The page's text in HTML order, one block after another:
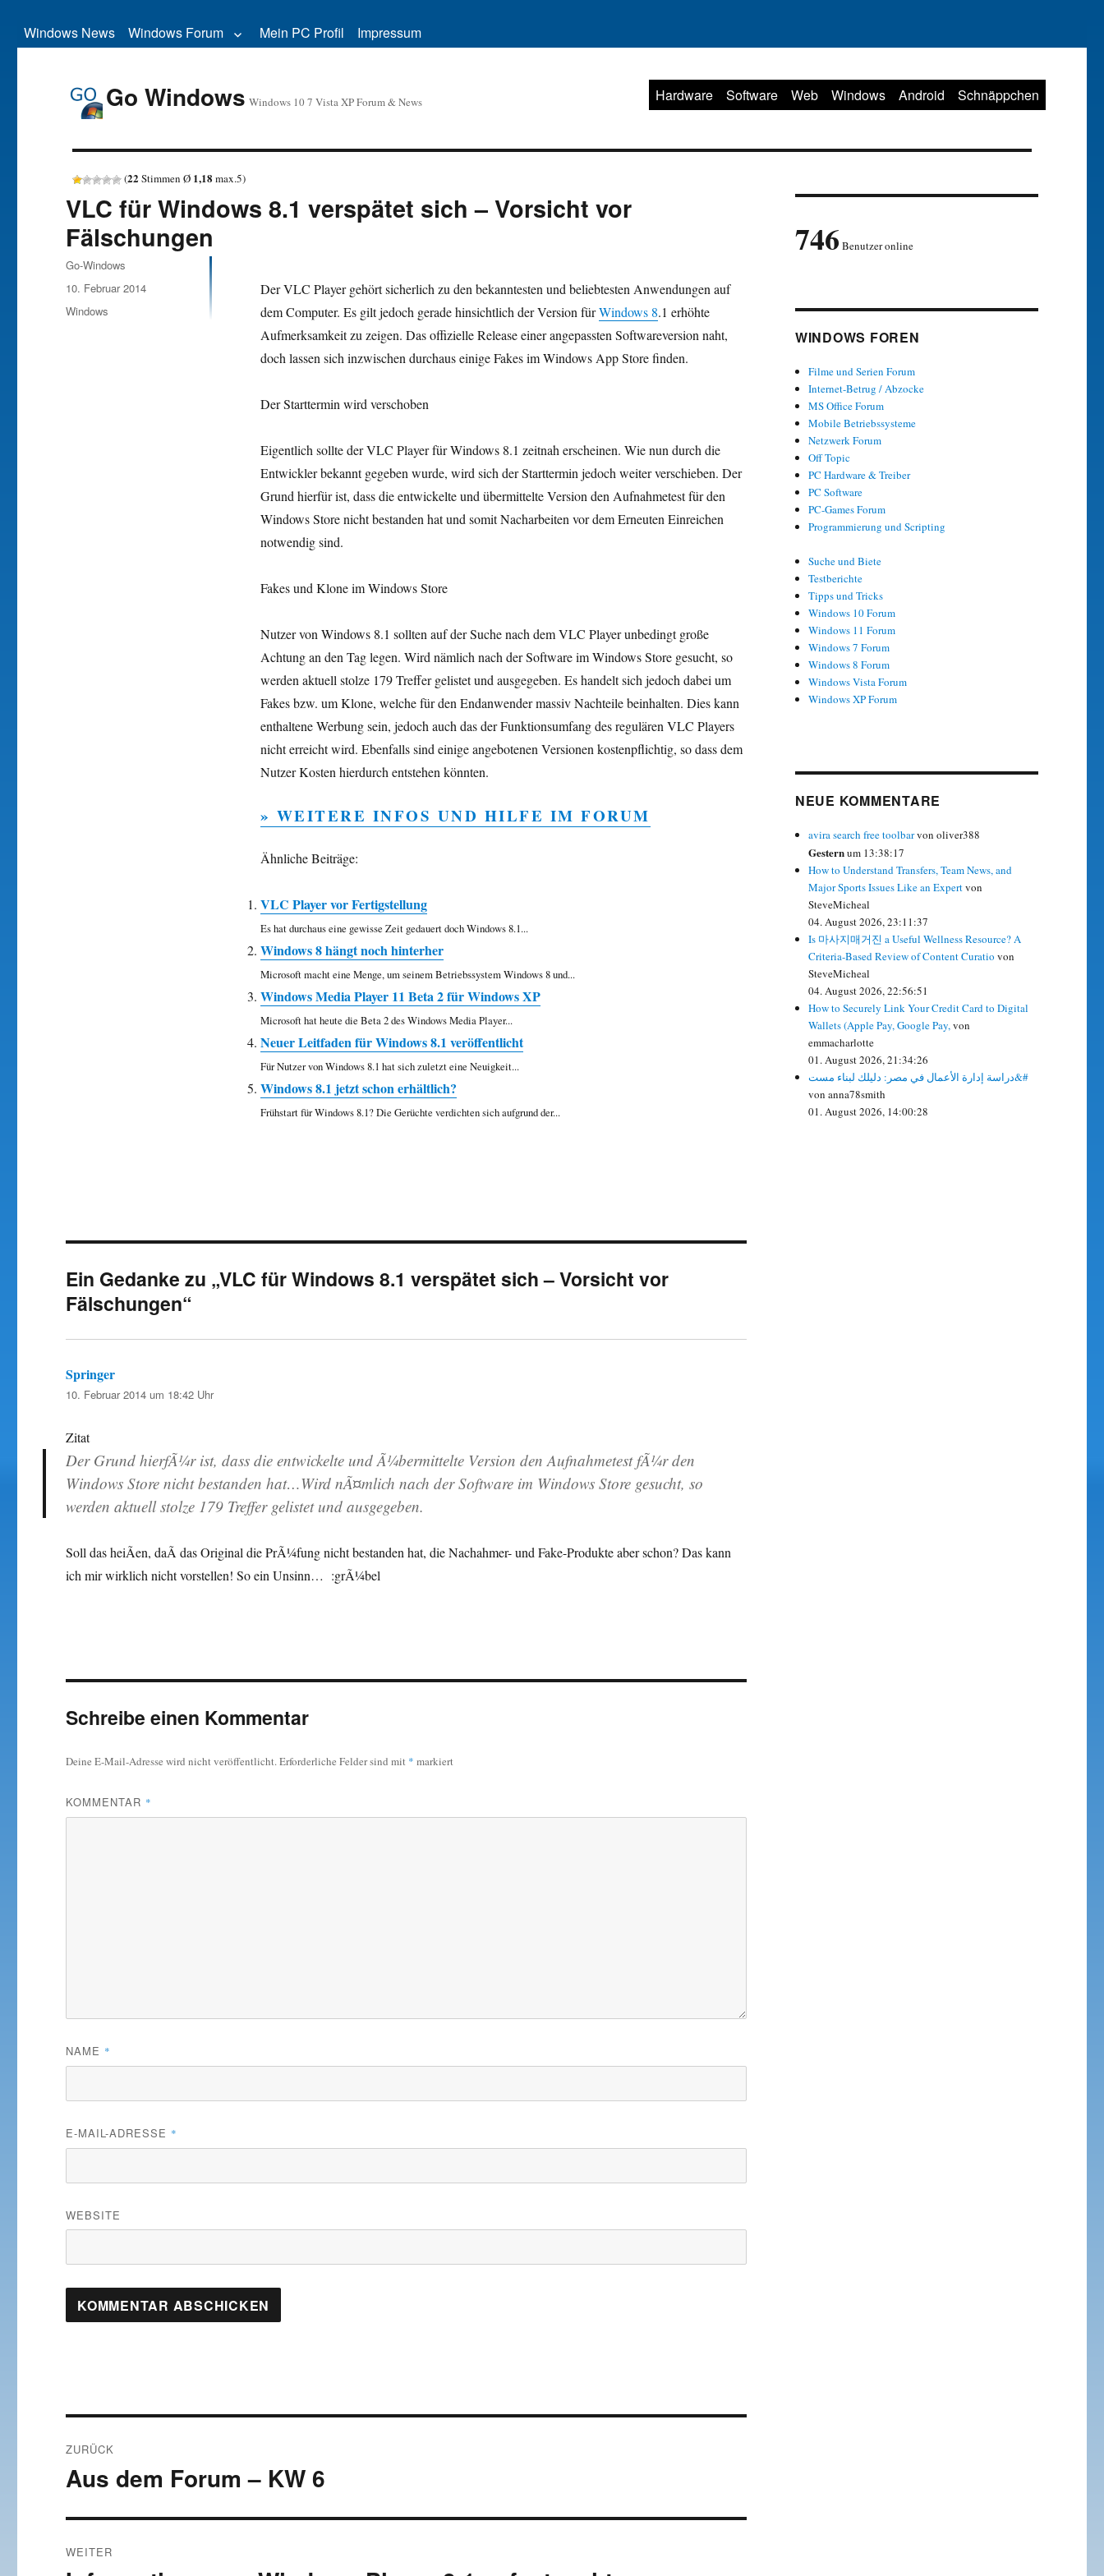
Windows News Windows Forum Mein PC Profil Impressum
Go Windows Windows 10 7 Vista XP Forum & News Hardware Software Web Windows Android Schnäppchen
(22 Stimmen Ø 1,18 max.5)
VLC für Windows 8.1 verspätet sich – Vorsicht vor
Fälschungen
Der VLC Player gehört sicherlich zu den bekanntesten und beliebtesten Anwendungen auf
dem Computer. Es gilt jedoch gerade hinsichtlich der Version fürWindows 8.1 erhöhte
Aufmerksamkeit zu zeigen. Das offizielle Release einer angepassten Softwareversion naht,
doch lassen sich inzwischen durchaus einige Fakes im Windows App Store finden.
Der Starttermin wird verschoben
Eigentlich sollte der VLC Player für Windows 8.1 zeitnah erscheinen. Wie nun durch die
Entwickler bekannt gegeben wurde, wird sich der Starttermin jedoch weiter verschieben. Der
Grund hierfür ist, dass die entwickelte und übermittelte Version den Aufnahmetest für den
Windows Store nicht bestanden hat und somit Nacharbeiten vor dem Erneuten Einreichen
notwendig sind.
Fakes und Klone im Windows Store
Nutzer von Windows 8.1 sollten auf der Suche nach dem VLC Player unbedingt große
Achtung an den Tag legen. Wird nämlich nach der Software im Windows Store gesucht, so
werden aktuell stolze 179 Treffer gelistet und ausgegeben. Es handelt sich jedoch dabei um
Fakes bzw. um Klone, welche für den Endanwender massiv Nachteile beinhalten. Dies kann
enthaltene Werbung sein, jedoch auch das der Funktionsumfang des regulären VLC Players
nicht erreicht wird. Ebenfalls sind einige angebotenen Versionen kostenpflichtig, so dass dem
Nutzer Kosten hierdurch entstehen könnten.
» WEITERE INFOS UND HILFE IM FORUM
Ähnliche Beiträge:
VLC Player vor Fertigstellung
Es hat durchaus eine gewisse Zeit gedauert doch Windows 8.1...
Windows 8 hängt noch hinterher
Microsoft macht eine Menge, um seinem Betriebssystem Windows 8 und...
Windows Media Player 11 Beta 2 für Windows XP
Microsoft hat heute die Beta 2 des Windows Media Player...
Neuer Leitfaden für Windows 8.1 veröffentlicht
Für Nutzer von Windows 8.1 hat sich zuletzt eine Neuigkeit...
Windows 8.1 jetzt schon erhältlich?
Frühstart für Windows 8.1? Die Gerüchte verdichten sich aufgrund der...
Autor
Go-Windows
Veröffentlicht
am
10. Februar 2014
Kategorien
Windows
Ein Gedanke zu „VLC für Windows 8.1 verspätet sich – Vorsicht vor
Fälschungen“
Springer
10. Februar 2014 um 18:42 Uhr
Zitat
Der Grund hierfÃ¼r ist, dass die entwickelte und Ã¼bermittelte Version den Aufnahmetest fÃ¼r den
Windows Store nicht bestanden hat…Wird nÃ¤mlich nach der Software im Windows Store gesucht, so
werden aktuell stolze 179 Treffer gelistet und ausgegeben.
Soll das heiÃen, daÃ das Original die PrÃ¼fung nicht bestanden hat, die Nachahmer- und Fake-Produkte aber schon? Das kann
ich mir wirklich nicht vorstellen! So ein Unsinn… :grÃ¼bel
Schreibe einen Kommentar
Deine E-Mail-Adresse wird nicht veröffentlicht.Erforderliche Felder sind mit * markiert
KOMMENTAR *
NAME *
E-MAIL-ADRESSE *
WEBSITE
ZURÜCK
Vorheriger
Aus dem Forum – KW 6
WEITER
746 Benutzer online
WINDOWS FOREN
Filme und Serien Forum
Internet-Betrug / Abzocke
MS Office Forum
Mobile Betriebssysteme
Netzwerk Forum
Off Topic
PC Hardware & Treiber
PC Software
PC-Games Forum
Programmierung und Scripting
Suche und Biete
Testberichte
Tipps und Tricks
Windows 10 Forum
Windows 11 Forum
Windows 7 Forum
Windows 8 Forum
Windows Vista Forum
Windows XP Forum
NEUE KOMMENTARE
avira search free toolbarvon oliver388
Gesternum 13:38:17
How to Understand Transfers, Team News, and
Major Sports Issues Like an Expertvon
SteveMicheal
04. August 2026, 23:11:37
Is 마사지매거진 a Useful Wellness Resource? A
Criteria-Based Review of Content Curatio von
SteveMicheal
04. August 2026, 22:56:51
How to Securely Link Your Credit Card to Digital
Wallets (Apple Pay, Google Pay,von
emmacharlotte
01. August 2026, 21:34:26
دراسة إدارة الأعمال في مصر: دليلك لبناء مست&#
von anna78smith
01. August 2026, 14:00:28